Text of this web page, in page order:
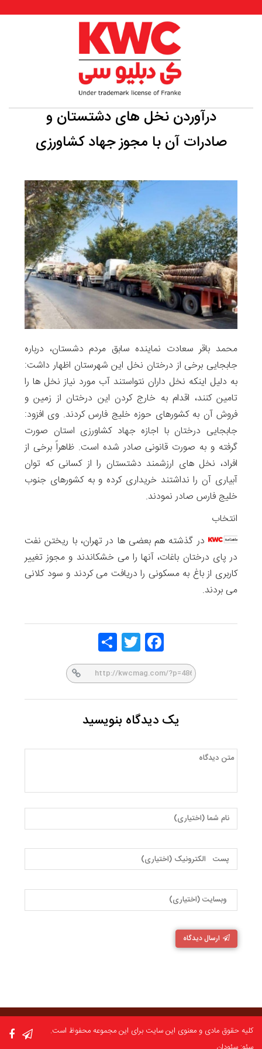
درآوردن نخل‌ های دشتستان و
صادرات آن با مجوز جهاد کشاورزی
محمد باقر سعادت نماینده سابق مردم دشستان، درباره
جابجایی برخی از درختان نخل این شهرستان اظهار داشت:
به دلیل اینکه نخل داران نتواستند آب مورد نیاز نخل ها را
تامین کنند، اقدام به خارج کردن این درختان از زمین و
فروش آن به کشورهای حوزه خلیج فارس کردند. وی افزود:
جابجایی درختان با اجازه جهاد کشاورزی استان صورت
گرفته و به صورت قانونی صادر شده است. ظاهراً برخی از
افراد، نخل های ارزشمند دشتستان را از کسانی که توان
آبیاری آن را نداشتند خریداری کرده و به کشورهای جنوب
خلیج فارس صادر نمودند.
انتخاب
در گذشته هم بعضی ها در تهران، با ریختن نفت
در پای درختان باغات، آنها را می خشکاندند و مجوز تغییر
کاربری از باغ به مسکونی را دریافت می کردند و سود کلانی
می بردند.
Face
Twitt
یک دیدگاه بنویسید
ارسال دیدگاه
کلیه حقوق مادی و معنوی این سایت برای این مجموعه محفوظ است.